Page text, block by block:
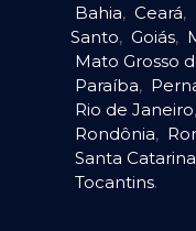
Bahia, Ceará,
Santo, Goiás,
Mato Grosso
Paraíba,
Rio de Janeiro,
Rondônia,
Santa Catarina
Tocantins.